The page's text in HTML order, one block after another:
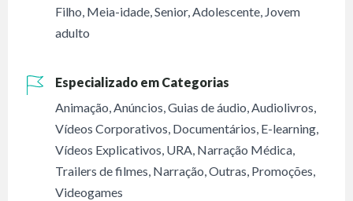
Filho, Meia-idade,Senior,Adolescente, Jovem
adulto
Especializado em Categorias
Animação,Anúncios,Guias de áudio,Audiolivros,
Vídeos Corporativos, Documentários, E-learning,
Vídeos Explicativos, URA, Narração Médica,
Trailers de filmes, Narração,Outras, Promoções,
Videogames